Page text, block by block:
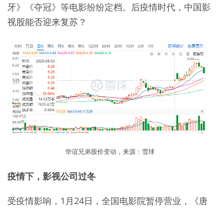
牙》《夺冠》等电影纷纷定档。后疫情时代，中国影
视股能否迎来复苏？
华谊兄弟股价变动，来源：雪球
疫情下，影视公司过冬
受疫情影响，1月24日，全国电影院暂停营业，《唐